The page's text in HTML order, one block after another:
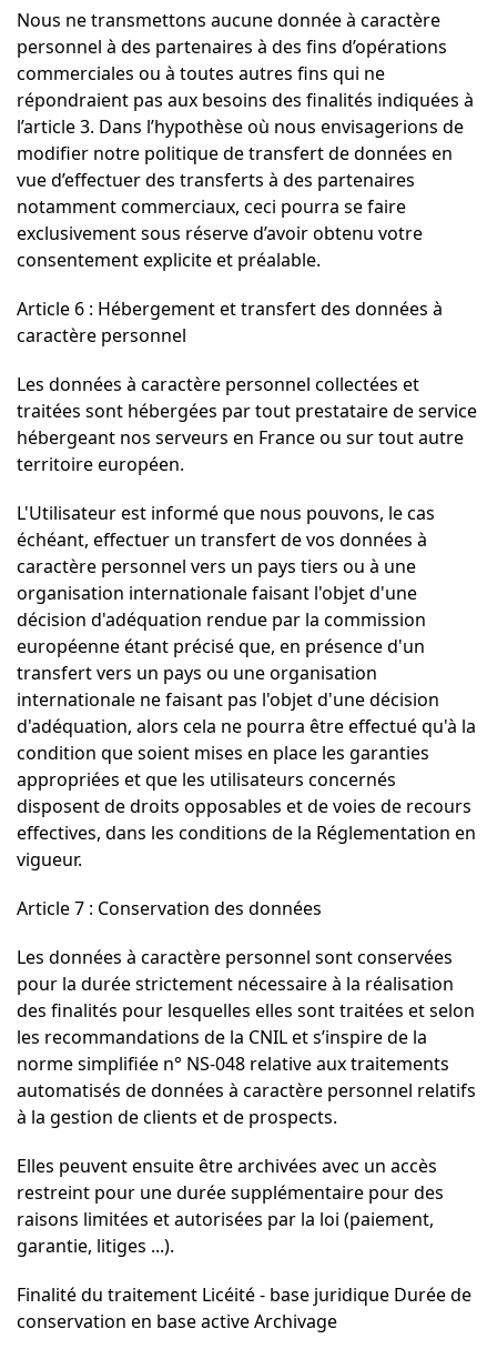
Nous ne transmettons aucune donnée à caractère
personnel à des partenaires à des fins d’opérations
commerciales ou à toutes autres fins qui ne
répondraient pas aux besoins des finalités indiquées à
l’article 3. Dans l’hypothèse où nous envisagerions de
modifier notre politique de transfert de données en
vue d’effectuer des transferts à des partenaires
notamment commerciaux, ceci pourra se faire
exclusivement sous réserve d’avoir obtenu votre
consentement explicite et préalable.
Article 6 : Hébergement et transfert des données à
caractère personnel
Les données à caractère personnel collectées et
traitées sont hébergées par tout prestataire de service
hébergeant nos serveurs en France ou sur tout autre
territoire européen.
L'Utilisateur est informé que nous pouvons, le cas
échéant, effectuer un transfert de vos données à
caractère personnel vers un pays tiers ou à une
organisation internationale faisant l'objet d'une
décision d'adéquation rendue par la commission
européenne étant précisé que, en présence d'un
transfert vers un pays ou une organisation
internationale ne faisant pas l'objet d'une décision
d'adéquation, alors cela ne pourra être effectué qu'à la
condition que soient mises en place les garanties
appropriées et que les utilisateurs concernés
disposent de droits opposables et de voies de recours
effectives, dans les conditions de la Réglementation en
vigueur.
Article 7 : Conservation des données
Les données à caractère personnel sont conservées
pour la durée strictement nécessaire à la réalisation
des finalités pour lesquelles elles sont traitées et selon
les recommandations de la CNIL et s’inspire de la
norme simplifiée n° NS-048 relative aux traitements
automatisés de données à caractère personnel relatifs
à la gestion de clients et de prospects.
Elles peuvent ensuite être archivées avec un accès
restreint pour une durée supplémentaire pour des
raisons limitées et autorisées par la loi (paiement,
garantie, litiges ...).
Finalité du traitement Licéité - base juridique Durée de
conservation en base active Archivage